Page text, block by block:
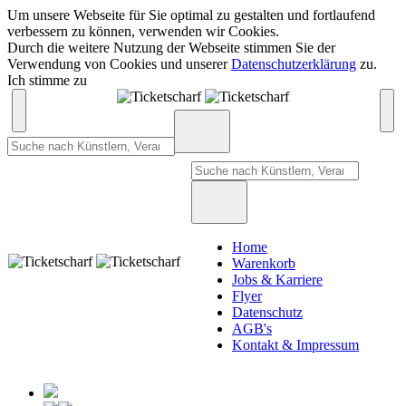
Um unsere Webseite für Sie optimal zu gestalten und fortlaufend
verbessern zu können, verwenden wir Cookies.
Durch die weitere Nutzung der Webseite stimmen Sie der
Verwendung von Cookies und unsererDatenschutzerklärung zu.
Ich stimme zu
Home
Warenkorb
Jobs & Karriere
Flyer
Datenschutz
AGB's
Kontakt & Impressum